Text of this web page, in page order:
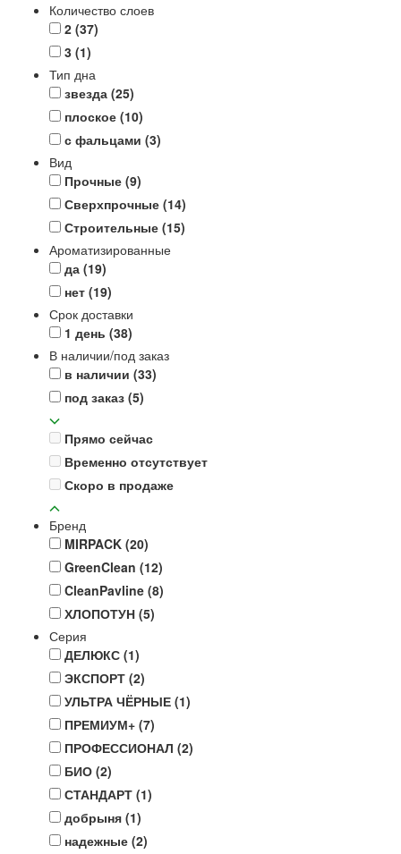
Количество слоев
2 (37)
3 (1)
Тип дна
звезда (25)
плоское (10)
с фальцами (3)
Вид
Прочные (9)
Сверхпрочные (14)
Строительные (15)
Ароматизированные
да (19)
нет (19)
Срок доставки
1 день (38)
В наличии/под заказ
в наличии (33)
под заказ (5)
Прямо сейчас
Временно отсутствует
Скоро в продаже
Бренд
MIRPACK (20)
GreenClean (12)
CleanPavline (8)
ХЛОПОТУН (5)
Серия
ДЕЛЮКС (1)
ЭКСПОРТ (2)
УЛЬТРА ЧЁРНЫЕ (1)
ПРЕМИУМ+ (7)
ПРОФЕССИОНАЛ (2)
БИО (2)
СТАНДАРТ (1)
добрыня (1)
надежные (2)